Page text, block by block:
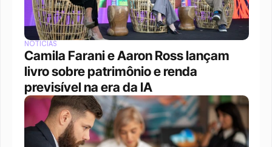
NOTÍCIAS
Camila Farani e Aaron Ross lançam
livro sobre patrimônio e renda
previsível na era da IA